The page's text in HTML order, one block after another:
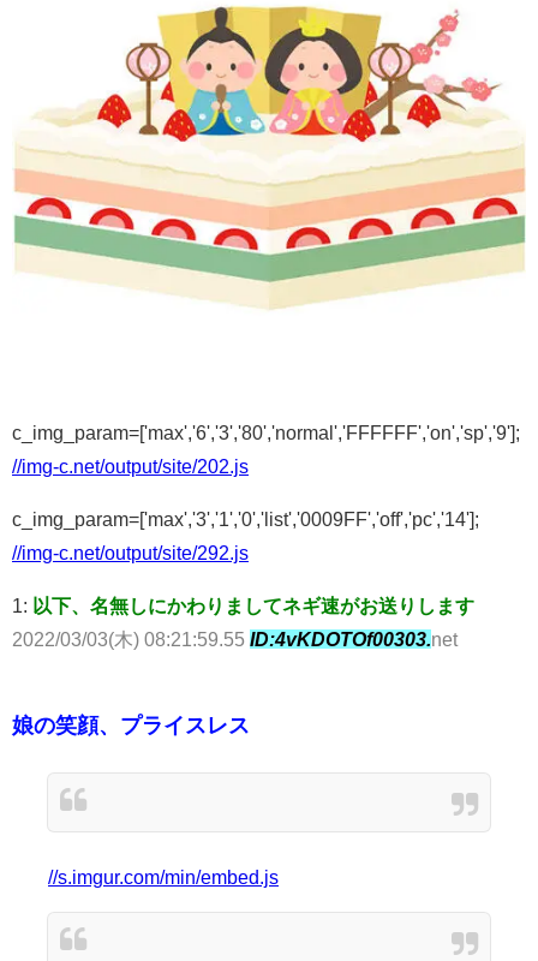
c_img_param=['max','6','3','80','normal','FFFFFF','on','sp','9'];
//img-c.net/output/site/202.js
c_img_param=['max','3','1','0','list','0009FF','off','pc','14'];
//img-c.net/output/site/292.js
1: 以下、名無しにかわりましてネギ速がお送りします
2022/03/03(木) 08:21:59.55 ID:4vKDOTOf00303.net
娘の笑顔、プライスレス
//s.imgur.com/min/embed.js